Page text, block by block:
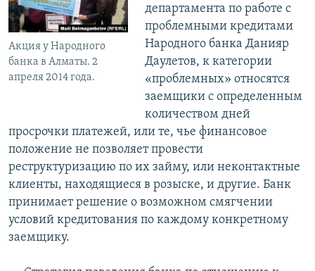
Акция у Народного
банка в Алматы. 2
апреля 2014 года.
департамента по работе с
проблемными кредитами
Народного банка Данияр
Даулетов, к категории
«проблемных» относятся
заемщики с определенным
количеством дней
просрочки платежей, или те, чье финансовое
положение не позволяет провести
реструктуризацию по их займу, или неконтактные
клиенты, находящиеся в розыске, и другие. Банк
принимает решение о возможном смягчении
условий кредитования по каждому конкретному
заемщику.